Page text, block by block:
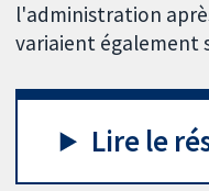
l'administration
variaient également
Lire le